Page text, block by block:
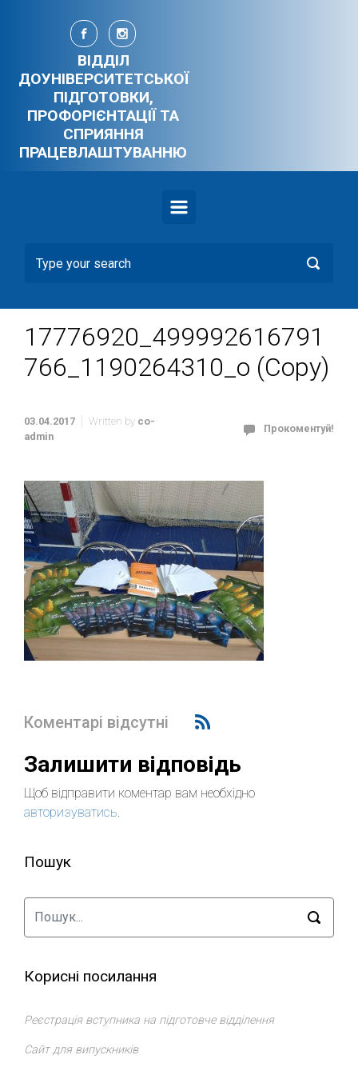
Skip to main content
ВІДДІЛ
ДОУНІВЕРСИТЕТСЬКОЇ
ПІДГОТОВКИ,
ПРОФОРІЄНТАЦІЇ ТА
СПРИЯННЯ
ПРАЦЕВЛАШТУВАННЮ
17776920_499992616791
766_1190264310_o (Copy)
03.04.2017 Written by co-
admin
Прокоментуй!
Коментарі відсутні
Залишити відповідь
Щоб відправити коментар вам необхідно
авторизуватись.
Пошук
Корисні посилання
Реєстрація вступника на підготовче відділення
Сайт для випускників